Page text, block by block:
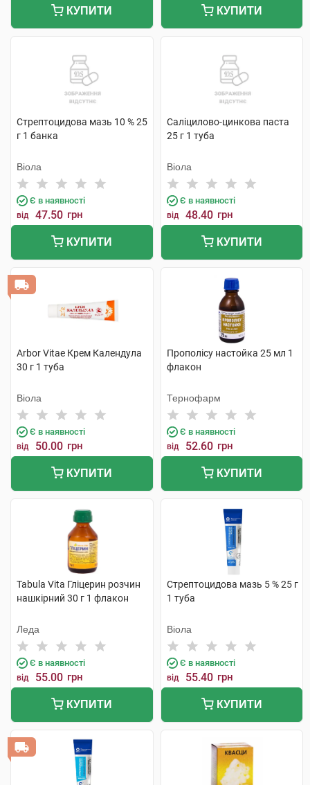
КУПИТИ КУПИТИ
Стрептоцидова мазь 10 % 25
г 1 банка
Віола
Є в наявності
від 47.50 грн
КУПИТИ
Саліцилово-цинкова паста
25 г 1 туба
Віола
Є в наявності
від 48.40 грн
КУПИТИ
Arbor Vitae Крем Календула
30 г 1 туба
Віола
Є в наявності
від 50.00 грн
КУПИТИ
Прополісу настойка 25 мл 1
флакон
Тернофарм
Є в наявності
від 52.60 грн
КУПИТИ
Tabula Vita Гліцерин розчин
нашкірний 30 г 1 флакон
Леда
Є в наявності
від 55.00 грн
КУПИТИ
Стрептоцидова мазь 5 % 25 г
1 туба
Віола
Є в наявності
від 55.40 грн
КУПИТИ